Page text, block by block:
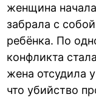
женщина
забрала с
ребёнка. По
конфликта
жена отсудила
что убийство